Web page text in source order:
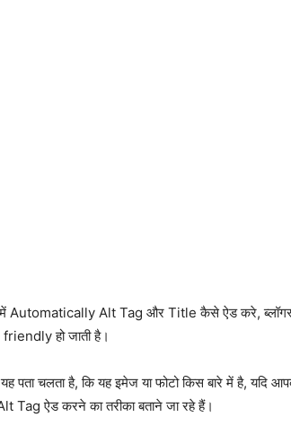
Alt Tag और Title कैसे ऐड करे,
हो जाती है।
पता चलता है, कि यह इमेज या फोटो किस बारे में है,
ऐड करने का तरीका बताने जा रहे हैं।